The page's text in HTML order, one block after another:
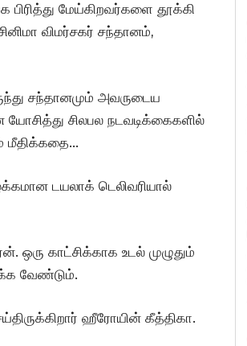
மேய்கிறவர்களை தூக்கி
விமர்சகர் சந்தானம்,
சந்தானமும் அவருடைய
சிலபல நடவடிக்கைகளில்
மீதிக்கதை…
டயலாக் டெலிவரியால்
ஒரு காட்சிக்காக உடல் முழுதும்
வேண்டும்.
ஹீரோயின் கீத்திகா.